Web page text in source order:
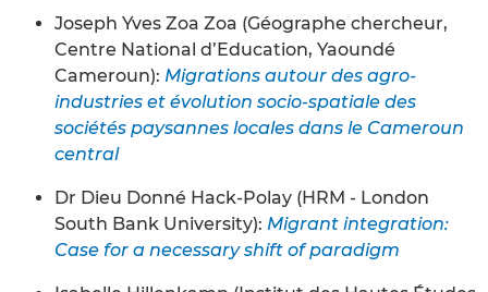
Joseph Yves Zoa Zoa (Géographe chercheur,
Centre National d’Education, Yaoundé
Cameroun): Migrations autour des agro-
industries et évolution socio-spatiale des
sociétés paysannes locales dans le Cameroun
central
Dr Dieu Donné Hack-Polay (HRM - London
South Bank University): Migrant integration:
Case for a necessary shift of paradigm